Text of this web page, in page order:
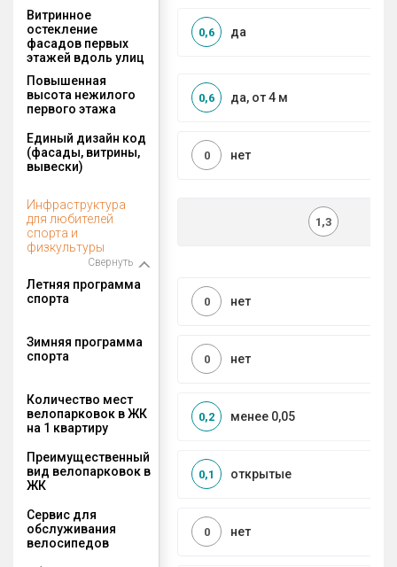
Витринное
остекление
фасадов первых
этажей вдоль улиц
да
0,6
Повышенная
высота нежилого
первого этажа
да, от 4 м
0,6
Единый дизайн код
(фасады, витрины,
вывески)
нет
0
Инфраструктура
для любителей
спорта и
физкультуры
Свернуть
1,3
Летняя программа
спорта
нет
0
Зимняя программа
спорта
нет
0
Количество мест
велопарковок в ЖК
на 1 квартиру
менее 0,05
0,2
Преимущественный
вид велопарковок в
ЖК
открытые
0,1
Сервис для
обслуживания
велосипедов
нет
0